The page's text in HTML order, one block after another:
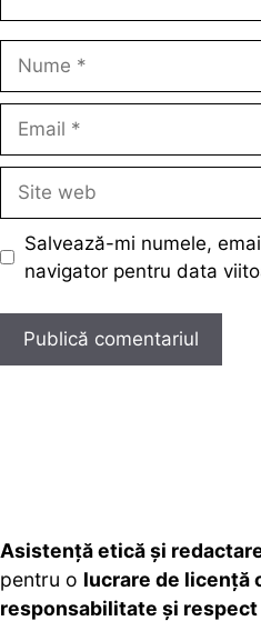
web
Salvează-mi numele,
navigator pentru data
Asistență etică și
pentru o lucrare de licență
responsabilitate și respect